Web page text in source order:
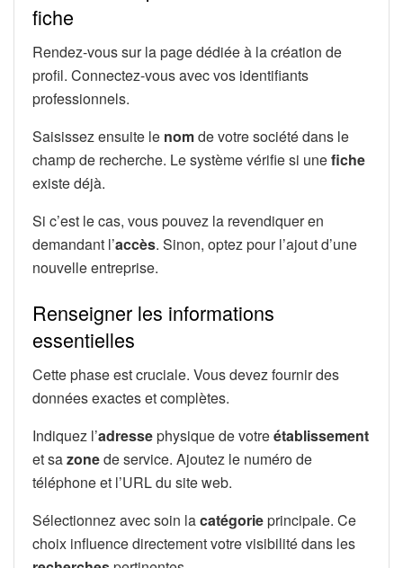
fiche
Rendez-vous sur la page dédiée à la création de
profil. Connectez-vous avec vos identifiants
professionnels.
Saisissez ensuite le nomde votre société dans le
champ de recherche. Le système vérifie si unefiche
existe déjà.
Si c’est le cas, vous pouvez la revendiquer en
demandant l’accès. Sinon, optez pour l’ajout d’une
nouvelle entreprise.
Renseigner les informations
essentielles
Cette phase est cruciale. Vous devez fournir des
données exactes et complètes.
Indiquez l’adressephysique de votreétablissement
et sazonede service. Ajoutez le numéro de
téléphone et l’URL du site web.
Sélectionnez avec soin lacatégorieprincipale. Ce
choix influence directement votre visibilité dans les